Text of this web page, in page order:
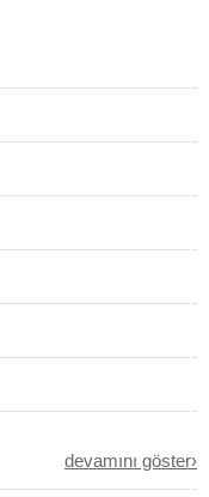
devamını göster›